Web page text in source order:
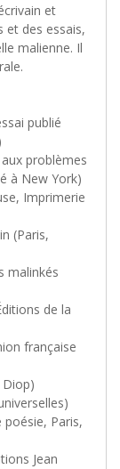
et
et des essais,
malienne. Il
publié
problèmes
à New York)
Imprimerie
(Paris,
malinkés
de la
française
poésie, Paris,
Jean